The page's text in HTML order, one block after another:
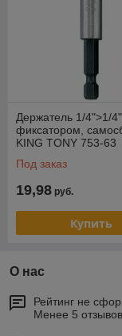
Держатель 1/4">1/
фиксатором,
KING TONY 753-63
Под заказ
19,98 руб.
Купить
О нас
Рейтинг не
Менее 5